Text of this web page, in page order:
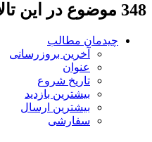
348 موضوع در این تالار قرار دارد
چیدمان مطالب
آخرین بروزرسانی
عنوان
تاریخ شروع
بیشترین بازدید
بیشترین ارسال
سفارشی